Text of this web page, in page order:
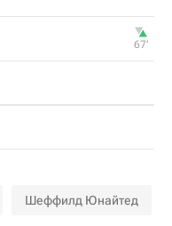
67‎’‎
Шеффилд Юнайтед